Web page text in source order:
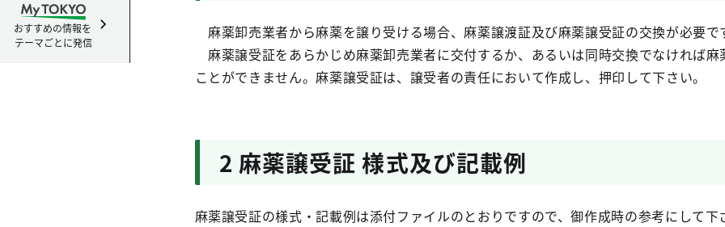
おすすめの情報を
テーマごとに発信
麻薬卸売業者から麻薬を譲り受ける場合、麻薬譲渡証及び麻薬譲受証の交換が必要で
麻薬譲受証をあらかじめ麻薬卸売業者に交付するか、あるいは同時交換でなければ麻
ことができません。麻薬譲受証は、譲受者の責任において作成し、押印して下さい。
2 麻薬譲受証 様式及び記載例
麻薬譲受証の様式・記載例は添付ファイルのとおりですので、御作成時の参考にして下